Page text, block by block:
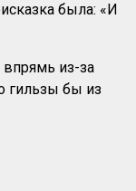
была: «И
из-за
гильзы бы из